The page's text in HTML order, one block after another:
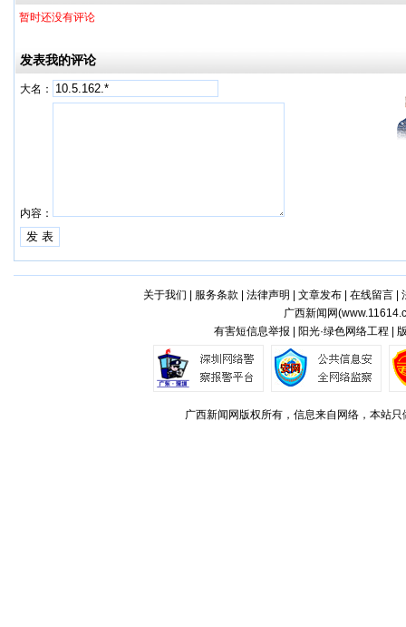
暂时还没有评论
发表我的评论
大名：
内容：
关于我们 服务条款 法律声明 文章发布| 在线留言|
广西新闻网(
有害短信息举报 | 阳光·绿色网络工程 |
广西新闻网版权所有，信息来自网络，本站